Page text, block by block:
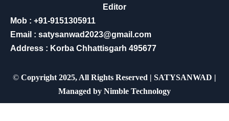
Editor
Mob : +91-9151305911
Email : satysanwad2023@gmail.com
Address : Korba Chhattisgarh 495677
© Copyright 2025, All Rights Reserved | SATYSANWAD |
Managed by Nimble Technology